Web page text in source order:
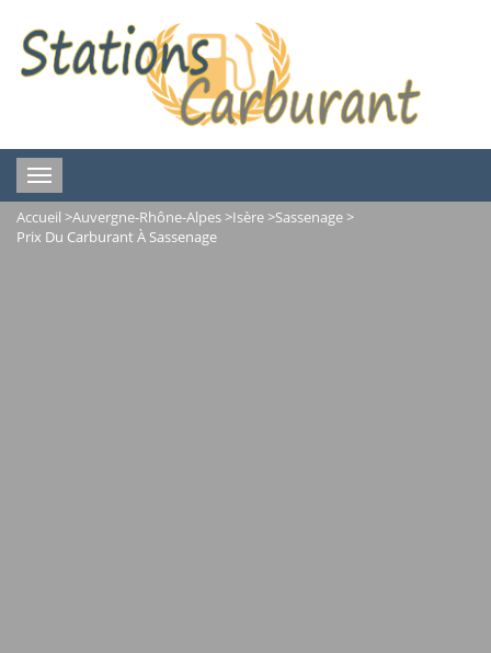
Toggle
navigation
Accueil >Auvergne-Rhône-Alpes>Isère>Sassenage>
Prix Du Carburant À Sassenage